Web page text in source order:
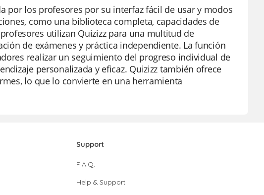
por los profesores por su interfaz fácil de usar y modos
como una biblioteca completa, capacidades de
utilizan Quizizz para una multitud de
de exámenes y práctica independiente. La función
realizar un seguimiento del progreso individual de
personalizada y eficaz. Quizizz también ofrece
lo que lo convierte en una herramienta
Support
F.A.Q.
Help & Support